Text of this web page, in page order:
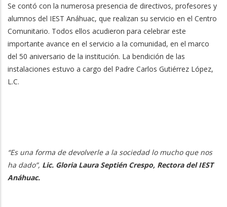
Se contó con la numerosa presencia de directivos, profesores y
alumnos del IEST Anáhuac, que realizan su servicio en el Centro
Comunitario. Todos ellos acudieron para celebrar este
importante avance en el servicio a la comunidad, en el marco
del 50 aniversario de la institución. La bendición de las
instalaciones estuvo a cargo del Padre Carlos Gutiérrez López,
L.C.
“Es una forma de devolverle a la sociedad lo mucho que nos
ha dado”, Lic. Gloria Laura Septién Crespo, Rectora del IEST
Anáhuac.